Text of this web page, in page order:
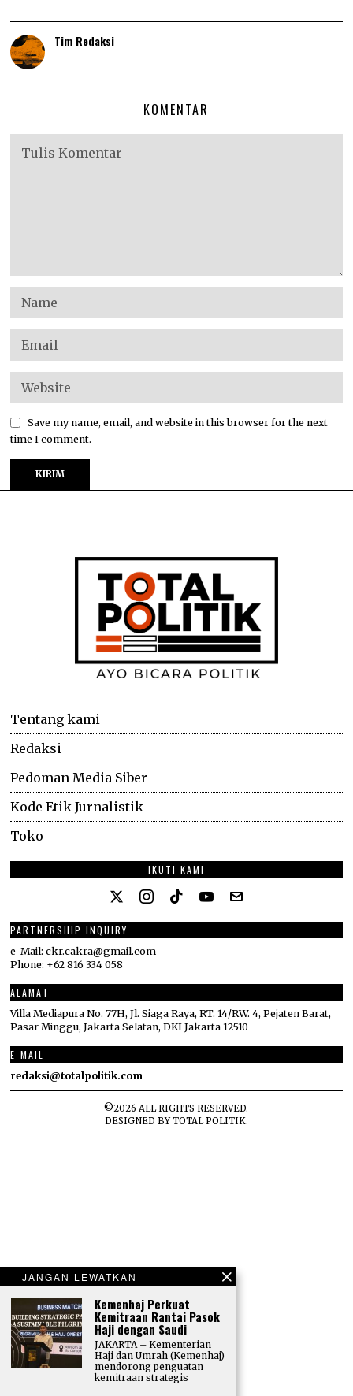
Tim Redaksi
KOMENTAR
Save my name, email, and website in this browser for the next
time I comment.
Tentang kami
Redaksi
Pedoman Media Siber
Kode Etik Jurnalistik
Toko
IKUTI KAMI
PARTNERSHIP INQUIRY
e-Mail: ckr.cakra@gmail.com
Phone: +62 816 334 058
ALAMAT
Villa Mediapura No. 77H, Jl. Siaga Raya, RT. 14/RW. 4, Pejaten Barat,
Pasar Minggu, Jakarta Selatan, DKI Jakarta 12510
E-MAIL
redaksi@totalpolitik.com
©2026 ALL RIGHTS RESERVED.
DESIGNED BYTOTAL POLITIK.
JANGAN LEWATKAN
Kemenhaj Perkuat
Kemitraan Rantai Pasok
Haji dengan Saudi
JAKARTA – Kementerian
Haji dan Umrah (Kemenhaj)
mendorong penguatan
kemitraan strategis